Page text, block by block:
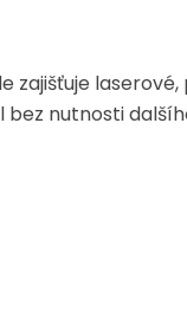
zajišťuje
nutnosti